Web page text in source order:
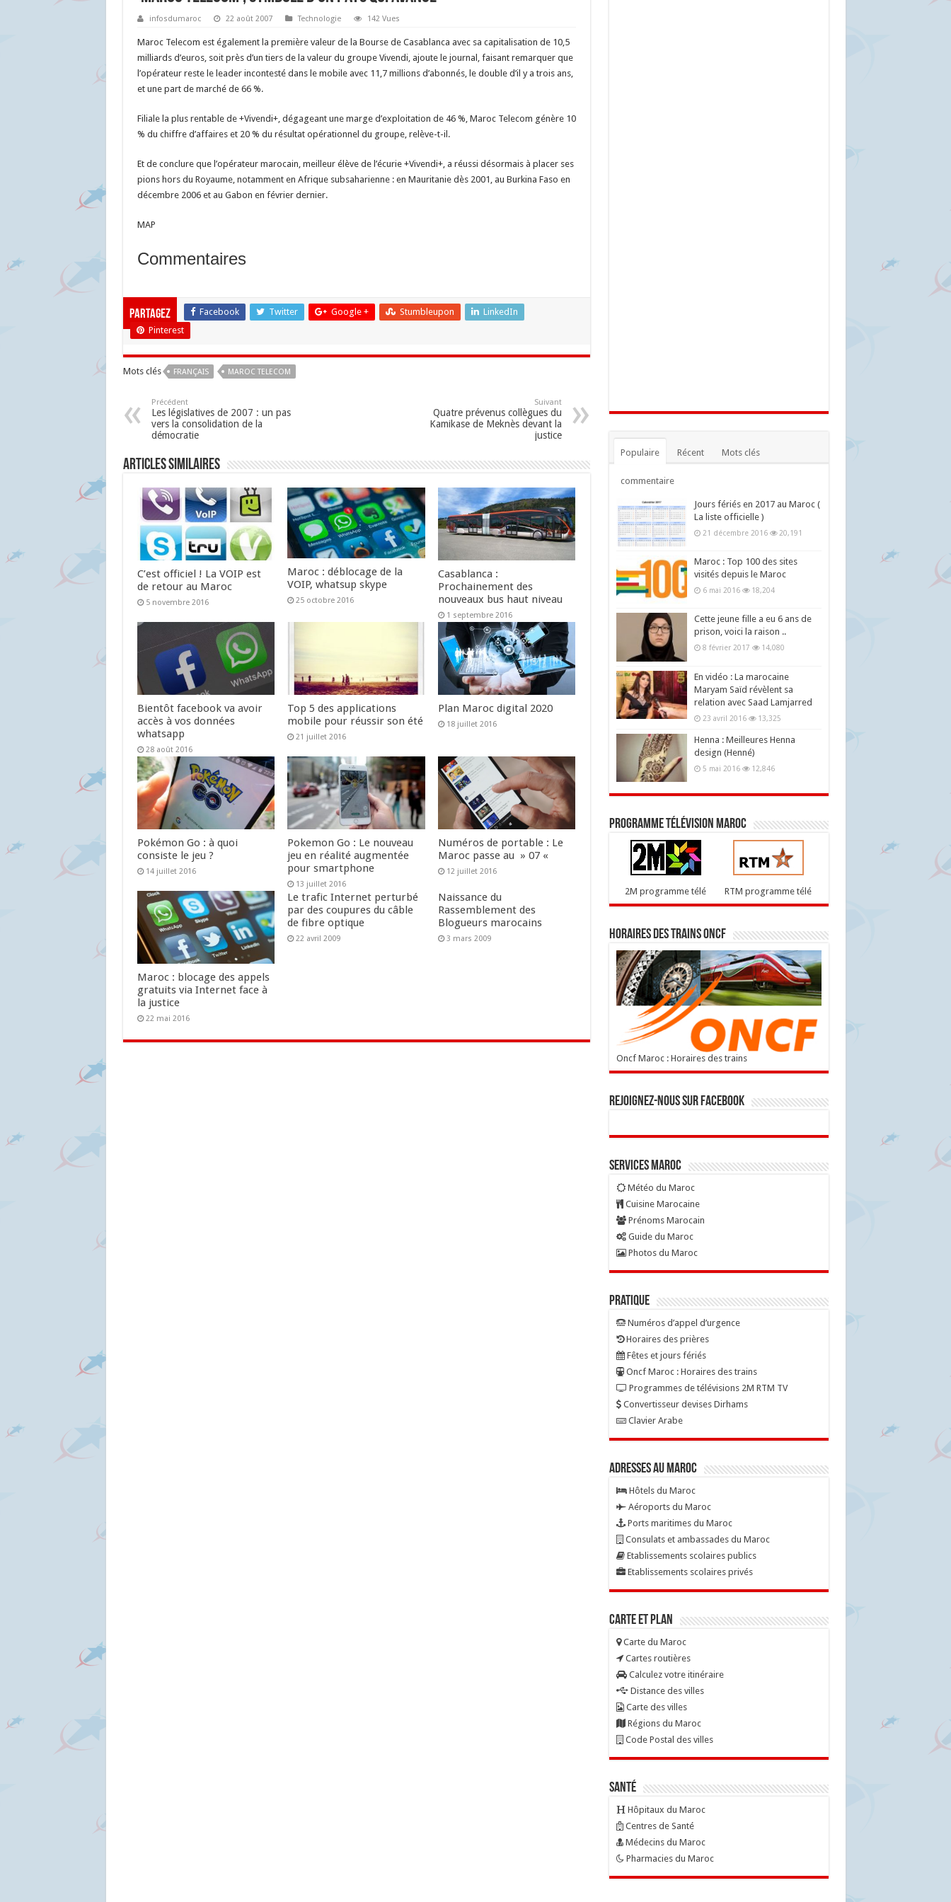
infosdumaroc 22 août 2007 Technologie 142 Vues
Maroc Telecom est également la première valeur de la Bourse de Casablanca avec sa capitalisation de 10,5
milliards d’euros, soit près d’un tiers de la valeur du groupe Vivendi, ajoute le journal, faisant remarquer que
l’opérateur reste le leader incontesté dans le mobile avec 11,7 millions d’abonnés, le double d’il y a trois ans,
et une part de marché de 66 %.
Filiale la plus rentable de +Vivendi+, dégageant une marge d’exploitation de 46 %, Maroc Telecom génère 10
% du chiffre d’affaires et 20 % du résultat opérationnel du groupe, relève-t-il.
Et de conclure que l’opérateur marocain, meilleur élève de l’écurie +Vivendi+, a réussi désormais à placer ses
pions hors du Royaume, notamment en Afrique subsaharienne : en Mauritanie dès 2001, au Burkina Faso en
décembre 2006 et au Gabon en février dernier.
MAP
Commentaires
Partagez Facebook Twitter Google + Stumbleupon
LinkedIn
Pinterest
Mots clés FRANÇAIS MAROC TELECOM
Précédent
Les législatives de 2007 : un pas
vers la consolidation de la
démocratie
Suivant
Quatre prévenus collègues du
Kamikase de Meknès devant la
justice
Articles similaires
C’est officiel ! La VOIP est
de retour au Maroc
5 novembre 2016
Maroc : déblocage de la
VOIP, whatsup skype
25 octobre 2016
Casablanca :
Prochainement des
nouveaux bus haut niveau
1 septembre 2016
Bientôt facebook va avoir
accès à vos données
whatsapp
28 août 2016
Top 5 des applications
mobile pour réussir son été
21 juillet 2016
Plan Maroc digital 2020
18 juillet 2016
Pokémon Go : à quoi
consiste le jeu ?
14 juillet 2016
Pokemon Go : Le nouveau
jeu en réalité augmentée
pour smartphone
13 juillet 2016
Numéros de portable : Le
Maroc passe au » 07 «
12 juillet 2016
Maroc : blocage des appels
gratuits via Internet face à
la justice
22 mai 2016
Le trafic Internet perturbé
par des coupures du câble
de fibre optique
22 avril 2009
Naissance du
Rassemblement des
Blogueurs marocains
3 mars 2009
Populaire Récent Mots clés
commentaire
Jours fériés en 2017 au Maroc (
La liste officielle )
21 décembre 2016 20,191
Maroc : Top 100 des sites
visités depuis le Maroc
6 mai 2016 18,204
Cette jeune fille a eu 6 ans de
prison, voici la raison ..
8 février 2017 14,080
En vidéo : La marocaine
Maryam Saïd révèlent sa
relation avec Saad Lamjarred
23 avril 2016 13,325
Henna : Meilleures Henna
design (Henné)
5 mai 2016 12,846
Programme télévision maroc
2M programme télé RTM programme télé
Horaires des trains ONCF
Oncf Maroc : Horaires des trains
Rejoignez-nous sur Facebook
Services Maroc
Météo du Maroc
Cuisine Marocaine
Prénoms Marocain
Guide du Maroc
Photos du Maroc
Pratique
Numéros d’appel d’urgence
Horaires des prières
Fêtes et jours fériés
Oncf Maroc : Horaires des trains
Programmes de télévisions 2M RTM TV
Convertisseur devises Dirhams
Clavier Arabe
Adresses au Maroc
Hôtels du Maroc
Aéroports du Maroc
Ports maritimes du Maroc
Consulats et ambassades du Maroc
Etablissements scolaires publics
Etablissements scolaires privés
Carte et Plan
Carte du Maroc
Cartes routières
Calculez votre itinéraire
Distance des villes
Carte des villes
Régions du Maroc
Code Postal des villes
Santé
Hôpitaux du Maroc
Centres de Santé
Médecins du Maroc
Pharmacies du Maroc